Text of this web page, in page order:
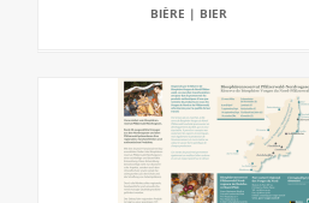
BIÈRE | BIER